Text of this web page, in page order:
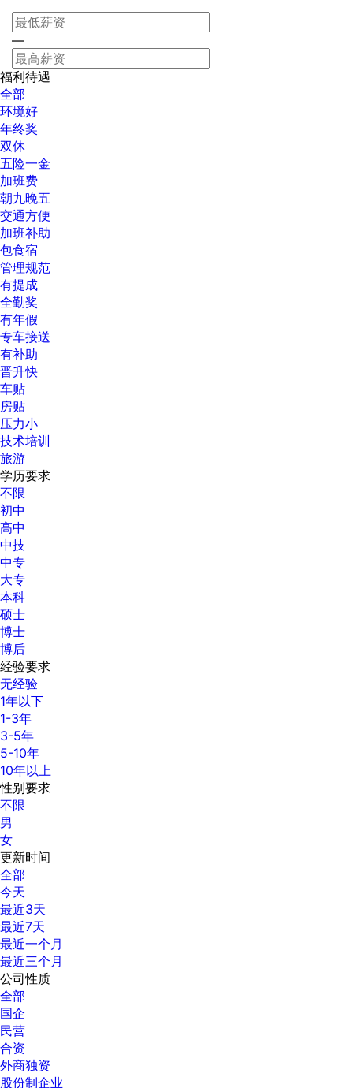
—
福利待遇
全部
环境好
年终奖
双休
五险一金
加班费
朝九晚五
交通方便
加班补助
包食宿
管理规范
有提成
全勤奖
有年假
专车接送
有补助
晋升快
车贴
房贴
压力小
技术培训
旅游
学历要求
不限
初中
高中
中技
中专
大专
本科
硕士
博士
博后
经验要求
无经验
1年以下
1-3年
3-5年
5-10年
10年以上
性别要求
不限
男
女
更新时间
全部
今天
最近3天
最近7天
最近一个月
最近三个月
公司性质
全部
国企
民营
合资
外商独资
股份制企业